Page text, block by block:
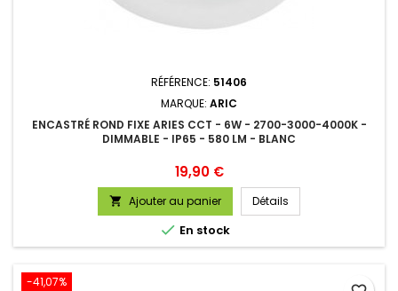
RÉFÉRENCE: 51406
MARQUE: ARIC
ENCASTRÉ ROND FIXE ARIES CCT - 6W - 2700-3000-4000K -
DIMMABLE - IP65 - 580 LM - BLANC
Prix
19,90 €
 Ajouter au panier Détails
 En stock
-41,07%